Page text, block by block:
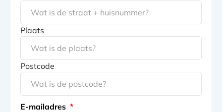
Plaats
Postcode
E-mailadres *